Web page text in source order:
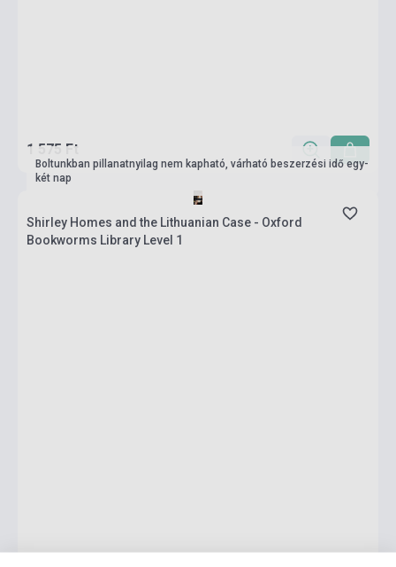
1 575 Ft
Boltunkban pillanatnyilag nem kapható, várható beszerzési idő egy-
két nap
Shirley Homes and the Lithuanian Case - Oxford
Bookworms Library Level 1